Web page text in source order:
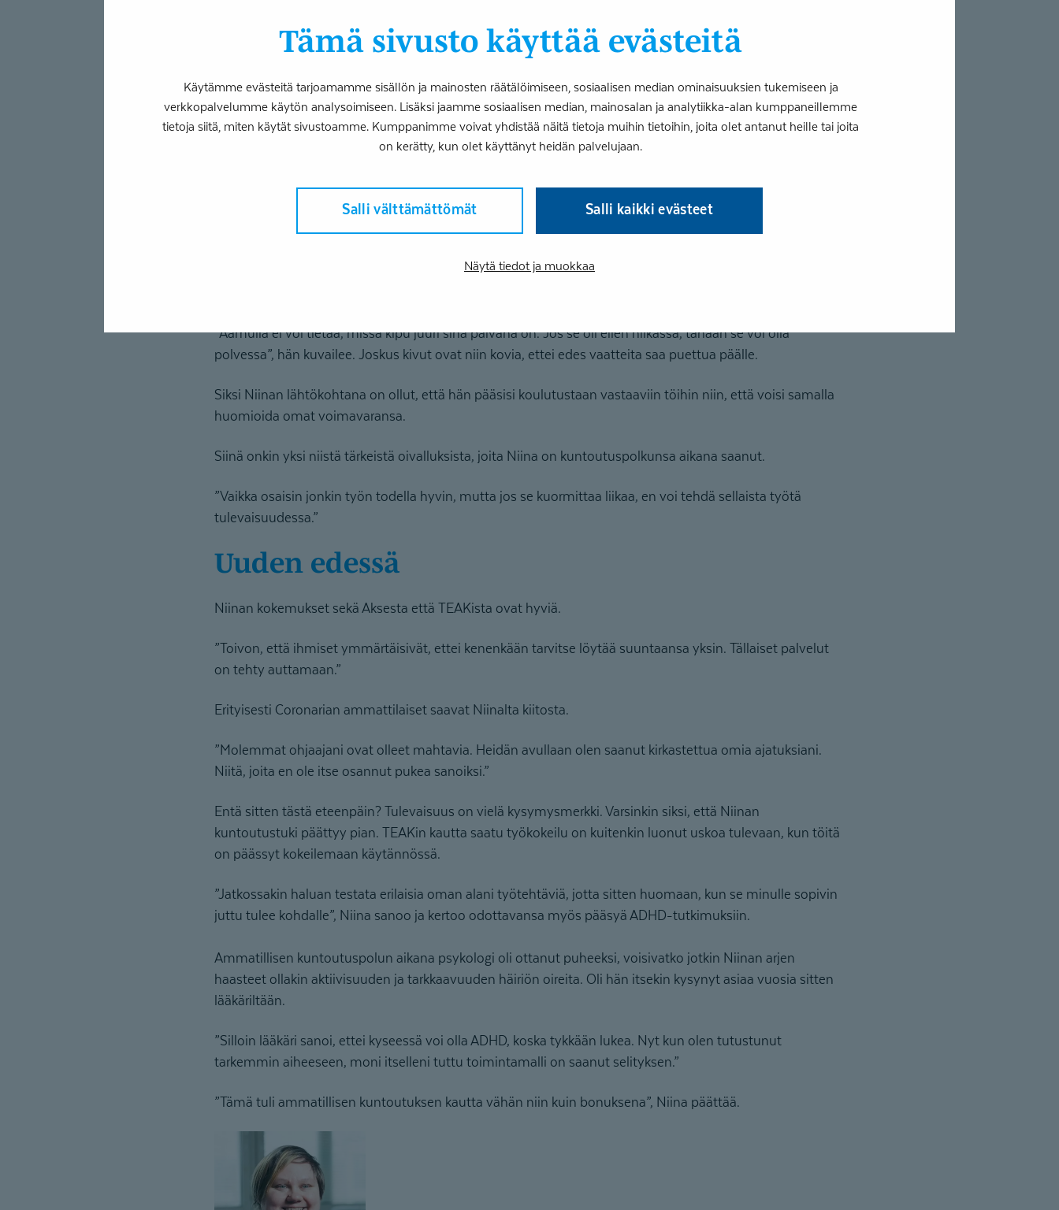
Tämä sivusto käyttää evästeitä
Käytämme evästeitä tarjoamamme sisällön ja mainosten räätälöimiseen, sosiaalisen median ominaisuuksien tukemiseen ja
verkkopalvelumme käytön analysoimiseen. Lisäksi jaamme sosiaalisen median, mainosalan ja analytiikka-alan kumppaneillemme
tietoja siitä, miten käytät sivustoamme. Kumppanimme voivat yhdistää näitä tietoja muihin tietoihin, joita olet antanut heille tai joita
on kerätty, kun olet käyttänyt heidän palvelujaan.
Salli välttämättömät Salli kaikki evästeet
Näytä tiedot ja muokkaa
”On ollut kiva päästä työkokeilun kautta testaamaan, olisiko tämä se minun juttuni. Suuntaa voi sitten
sen jälkeen säätää.”
Kohti jaksamista tukevaa työtä
tarkoitus löytää tie takaisin mielekkääseen työelämään.
”Minä pohdin TEAKin omaohjaajani kanssa paljon sitä, minkälainen työ tukisi jaksamistani ja olisi järkevää
”Aamulla ei voi tietää, missä kipu juuri sinä päivänä on. Jos se oli eilen nilkassa, tänään se voi olla
polvessa”, hän kuvailee. Joskus kivut ovat niin kovia, ettei edes vaatteita saa puettua päälle.
Siksi Niinan lähtökohtana on ollut, että hän pääsisi koulutustaan vastaaviin töihin niin, että voisi samalla
huomioida omat voimavaransa.
Siinä onkin yksi niistä tärkeistä oivalluksista, joita Niina on kuntoutuspolkunsa aikana saanut.
”Vaikka osaisin jonkin työn todella hyvin, mutta jos se kuormittaa liikaa, en voi tehdä sellaista työtä
tulevaisuudessa.”
Uuden edessä
Niinan kokemukset sekä Aksesta että TEAKista ovat hyviä.
”Toivon, että ihmiset ymmärtäisivät, ettei kenenkään tarvitse löytää suuntaansa yksin. Tällaiset palvelut
on tehty auttamaan.”
Erityisesti Coronarian ammattilaiset saavat Niinalta kiitosta.
”Molemmat ohjaajani ovat olleet mahtavia. Heidän avullaan olen saanut kirkastettua omia ajatuksiani.
Niitä, joita en ole itse osannut pukea sanoiksi.”
Entä sitten tästä eteenpäin? Tulevaisuus on vielä kysymysmerkki. Varsinkin siksi, että Niinan
kuntoutustuki päättyy pian. TEAKin kautta saatu työkokeilu on kuitenkin luonut uskoa tulevaan, kun töitä
on päässyt kokeilemaan käytännössä.
”Jatkossakin haluan testata erilaisia oman alani työtehtäviä, jotta sitten huomaan, kun se minulle sopivin
juttu tulee kohdalle”, Niina sanoo ja kertoo odottavansa myös pääsyä ADHD-tutkimuksiin.
Ammatillisen kuntoutuspolun aikana psykologi oli ottanut puheeksi, voisivatko jotkin Niinan arjen
haasteet ollakin aktiivisuuden ja tarkkaavuuden häiriön oireita. Oli hän itsekin kysynyt asiaa vuosia sitten
lääkäriltään.
”Silloin lääkäri sanoi, ettei kyseessä voi olla ADHD, koska tykkään lukea. Nyt kun olen tutustunut
tarkemmin aiheeseen, moni itselleni tuttu toimintamalli on saanut selityksen.”
”Tämä tuli ammatillisen kuntoutuksen kautta vähän niin kuin bonuksena”, Niina päättää.